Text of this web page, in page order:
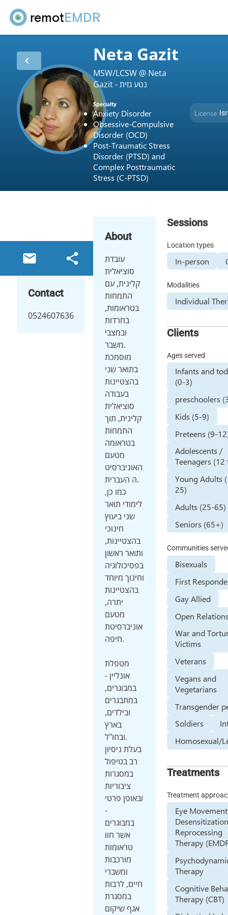
remotEMDR
chevron_left Neta Gazit
MSW/LCSW @ Neta
Gazit - נטע גזית
Specialty
Anxiety Disorder
Obsessive-Compulsive
Disorder (OCD)
Post-Traumatic Stress
Disorder (PTSD) and
Complex Posttraumatic
Stress (C-PTSD)
License
email share
Contact
0524607636
About
עובדת
סוציאלית
קלינית, עם
התמחות
בטראומות,
בחרדות
ובמצבי
משבר.
מוסמכת
בתואר שני
בהצטיינות
בעבודה
סוציאלית
קלינית, תוך
התמחות
בטראומה
מטעם
האוניברסיט
ה העברית.
כמו כן,
לימודי תואר
שני ביעוץ
חינוכי
בהצטיינות,
ותואר ראשון
בפסיכולוגיה
וחינוך מיוחד
בהצטיינות
יתרה,
מטעם
אוניברסיטת
חיפה.
מטפלת
אונליין -
במבוגרים,
במתבגרים
ובילדים,
בארץ
ובחו"ל.
בעלת ניסיון
רב בטיפול
במסגרות
ציבוריות
ובאופן פרטי
-
במבוגרים
אשר חוו
טראומות
מורכבות
ומשברי
חיים, לרבות
במסגרת
אגף שיקום
Sessions
Location types
In-person
Modalities
Individual
Clients
Ages served
Infants and
(0-3)
preschoolers
Kids (5-9)
Preteens (9-
Adolescents /
Teenagers
Young Adults
25)
Adults (25-65)
Seniors (65+)
Communities
Bisexuals
First
Gay Allied
Open
War and
Victims
Veterans
Vegans and
Vegetarians
Transgender
Soldiers
Homosexual/
Treatments
Treatment
Eye Movement
Reprocessing
Therapy
Therapy
Cognitive
Therapy (CBT)